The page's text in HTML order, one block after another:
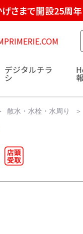
げさまで開設25周年
デジタルチラ
シ 報
散水・水栓・水周り